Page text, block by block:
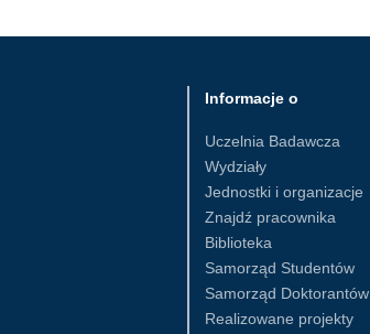
Informacje o
Uczelnia Badawcza
Wydziały
Jednostki i organizacje
Znajdź pracownika
Biblioteka
Samorząd Studentów
Samorząd Doktorantów
Realizowane projekty